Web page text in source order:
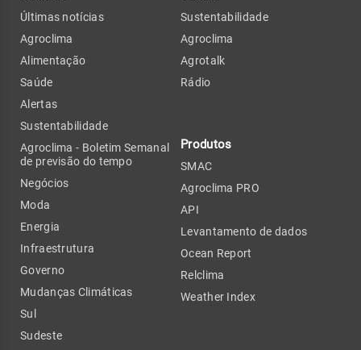
Últimas notícias
Agroclima
Alimentação
Saúde
Alertas
Sustentabilidade
Agroclima - Boletim Semanal
de previsão do tempo
Negócios
Moda
Energia
Infraestrutura
Governo
Mudanças Climáticas
Sul
Sudeste
Sustentabilidade
Agroclima
Agrotalk
Rádio
Produtos
SMAC
Agroclima PRO
API
Levantamento de dados
Ocean Report
Relclima
Weather Index